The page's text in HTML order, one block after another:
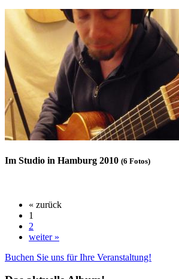
Im Studio in Hamburg 2010 (6 Fotos)
« zurück
1
2
weiter »
Buchen Sie uns für Ihre Veranstaltung!